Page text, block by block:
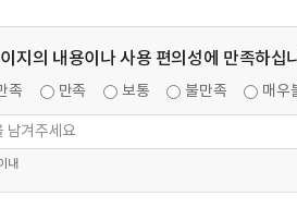
지의 내용이나 사용 편의성에 만족하십
족 만족 보통 불만족 매우
내